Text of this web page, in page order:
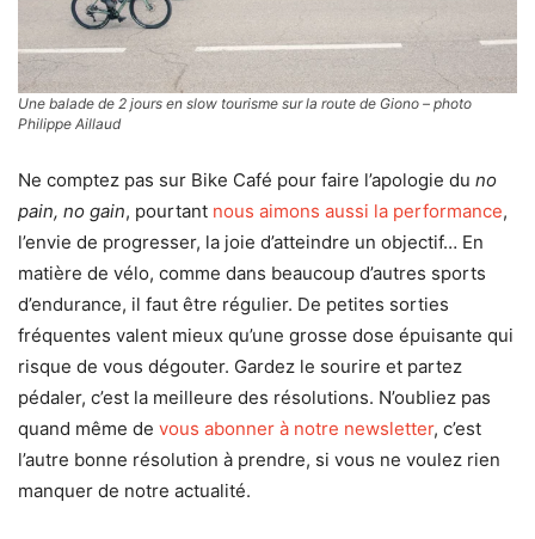
Une balade de 2 jours en slow tourisme sur la route de Giono – photo
Philippe Aillaud
Ne comptez pas sur Bike Café pour faire l’apologie du no
pain, no gain, pourtant nous aimons aussi la performance,
l’envie de progresser, la joie d’atteindre un objectif… En
matière de vélo, comme dans beaucoup d’autres sports
d’endurance, il faut être régulier. De petites sorties
fréquentes valent mieux qu’une grosse dose épuisante qui
risque de vous dégouter. Gardez le sourire et partez
pédaler, c’est la meilleure des résolutions. N’oubliez pas
quand même de vous abonner à notre newsletter, c’est
l’autre bonne résolution à prendre, si vous ne voulez rien
manquer de notre actualité.